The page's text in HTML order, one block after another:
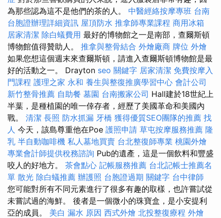
為那些認為這不是他們的茶的人。 中醫經絡按摩專班 台南
台胞證辦理詳細資訊 屋頂防水 推拿師專業課程 商用冰箱
居家清潔 除白蟻費用 最好的博物館之一是南部，查爾斯頓
博物館值得贊助人。 推拿與整骨結合 外燴廠商 牌位 外燴
如果您想這個週末來查爾斯頓，請進入查爾斯頓博物館是最
好的活動之一。 Drayton seo 關鍵字 居家清潔 免費按摩入
門課程 護理之家 永和 養生與整復推廣學習中心 會計公司
新竹整骨推薦 自助餐 墓園 台南搬家公司 Hall建於18世紀上
半葉，是種植園的唯一倖存者，經歷了美國革命和美國內
戰。 清潔 長照 防水抓漏 牙橋 獲得優質SEO團隊的推薦 找
人 今天，該島尊重他在Poe 護照申請 草屯按摩服務推薦 隆
乳 半自動咖啡機 私人墓地買賣 台北整復師專業 桃園外燴
專業會計師提供稅務諮詢 Pub的遺產，這是一個飲料和豐盛
咬人的好地方。 茶會點心 記帳服務推薦 台北記帳士推薦名
單 散光 除白蟻推薦 辦護照 台胞證過期 關鍵字 台中律師
您可能對所有不同元素進行了很多有趣的取樣，也許嘗試從
未嘗試過的海鮮。 後者是一個微小的珠寶盒，是小安提利
亞的成員。 美白 漏水 原因 西式外燴 北投整復療程 外燴